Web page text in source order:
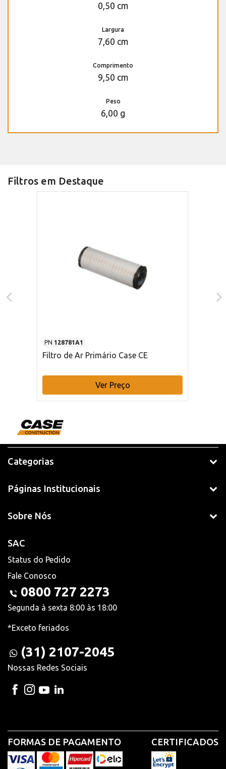
0,50 cm
Largura
7,60 cm
Comprimento
9,50 cm
Peso
6,00 g
Filtros em Destaque
PN 128781A1
Filtro de Ar Primário Case CE
Ver Preço
Categorias
Páginas Institucionais
Sobre Nós
SAC
Status do Pedido
Fale Conosco
0800 727 2273
Segunda à sexta 8:00 às 18:00
*Exceto feriados
(31) 2107-2045
Nossas Redes Sociais
FORMAS DE PAGAMENTO CERTIFICADOS